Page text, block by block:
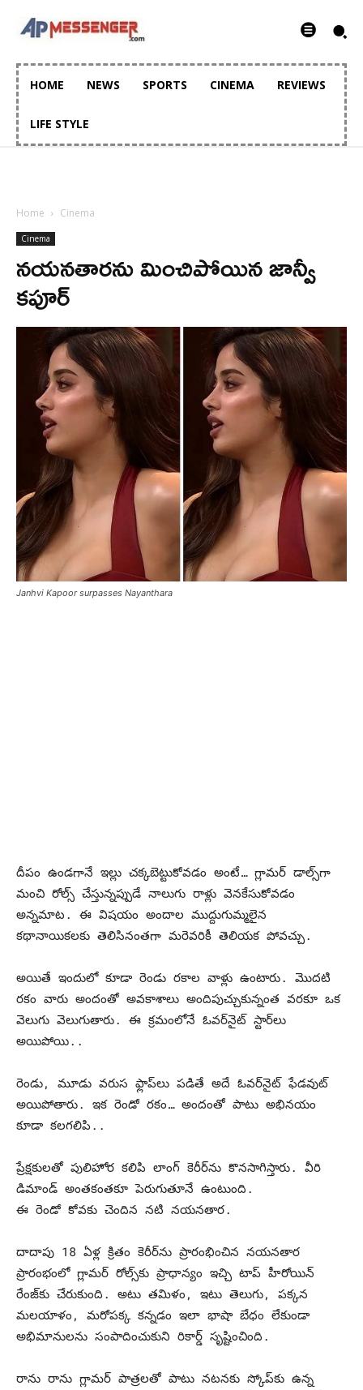
HOME NEWS SPORTS CINEMA REVIEWS
LIFE STYLE
Home Cinema
Cinema
నయనతారను మించిపోయిన జాన్వీ
కపూర్‌
Janhvi Kapoor surpasses Nayanthara
దీపం ఉండగానే ఇల్లు చక్కబెట్టుకోవడం అంటే… గ్లామర్‌ డాల్స్‌గా
మంచి రోల్స్‌ చేస్తున్నప్పుడే నాలుగు రాళ్లు వెనకేసుకోవడం
అన్నమాట. ఈ విషయం అందాల ముద్దుగుమ్మలైన
కథానాయికలకు తెలిసినంతగా మరెవరికీ తెలియక పోవచ్చు.
అయితే ఇందులో కూడా రెండు రకాల వాళ్లు ఉంటారు. మొదటి
రకం వారు అందంతో అవకాశాలు అందిపుచ్చుకున్నంత వరకూ ఒక
వెలుగు వెలుగుతారు. ఈ క్రమంలోనే ఓవర్‌నైట్‌ స్టార్‌లు
అయిపోయి..
రెండు, మూడు వరుస ఫ్లాప్‌లు పడితే అదే ఓవర్‌నైట్‌ ఫేడవుట్‌
అయిపోతారు. ఇక రెండో రకం… అందంతో పాటు అభినయం
కూడా కలగలిపి..
ప్రేక్షకులతో పులిహోర కలిపి లాంగ్‌ కెరీర్‌ను కొనసాగిస్తారు. వీరి
డిమాండ్‌ అంతకంతకూ పెరుగుతూనే ఉంటుంది.
ఈ రెండో కోవకు చెందిన నటి నయనతార.
దాదాపు 18 ఏళ్ల క్రితం కెరీర్‌ను ప్రారంభించిన నయనతార
ప్రారంభంలో గ్లామర్‌ రోల్స్‌కు ప్రాధాన్యం ఇచ్చి టాప్‌ హీరోయిన్‌
రేంజ్‌కు చేరుకుంది. అటు తమిళం, ఇటు తెలుగు, పక్కన
మలయాళం, మరోపక్క కన్నడం ఇలా భాషా బేధం లేకుండా
అభిమానులను సంపాదించుకుని రికార్డ్‌ సృష్టించింది.
రాను రాను గ్లామర్‌ పాత్రలతో పాటు నటనకు స్కోప్‌కు ఉన్న